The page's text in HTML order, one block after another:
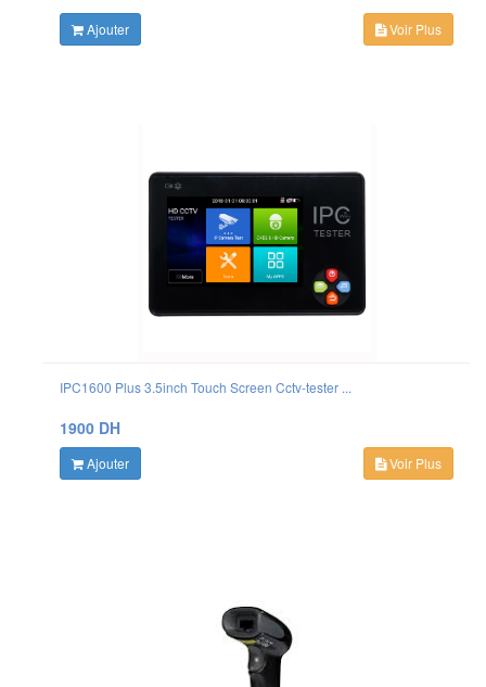
Ajouter Voir Plus
IPC1600 Plus 3.5inch Touch Screen Cctv-tester ...
1900 DH
Ajouter Voir Plus